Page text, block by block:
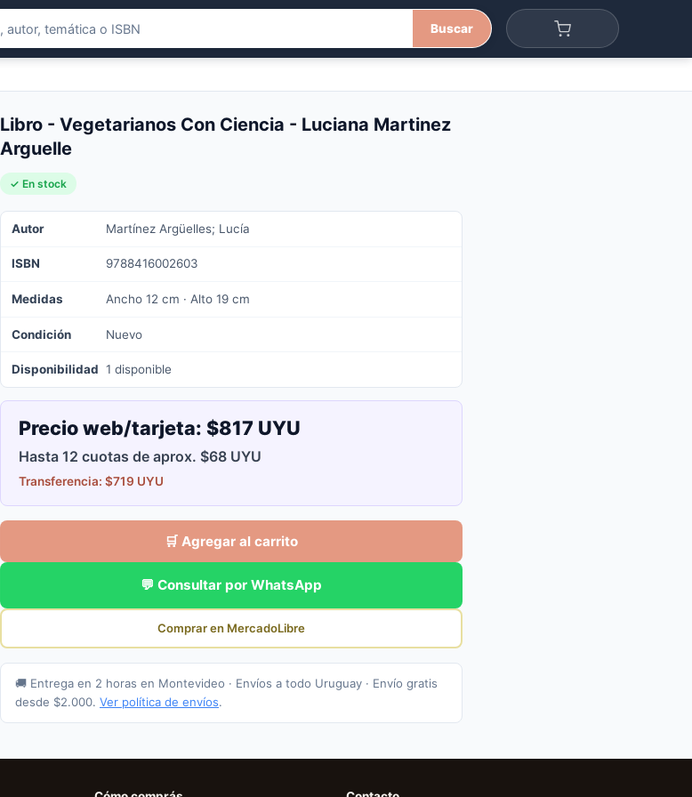
Buscar
Libro - Vegetarianos Con Ciencia - Luciana Martinez
Arguelle
✓ En stock
Autor Martínez Argüelles; Lucía
ISBN 9788416002603
Medidas Ancho 12 cm · Alto 19 cm
Condición Nuevo
Disponibilidad 1 disponible
Precio web/tarjeta: $817 UYU
Hasta 12 cuotas de aprox. $68 UYU
Transferencia: $719 UYU
🛒 Agregar al carrito
💬 Consultar por WhatsApp
Comprar en MercadoLibre
🚚 Entrega en 2 horas en Montevideo · Envíos a todo Uruguay · Envío gratis
desde $2.000. Ver política de envíos.